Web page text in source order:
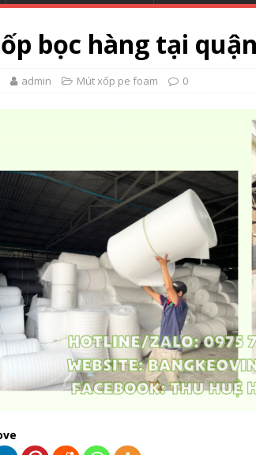
bọc hàng tại
admin Mút xốp pe foam 0